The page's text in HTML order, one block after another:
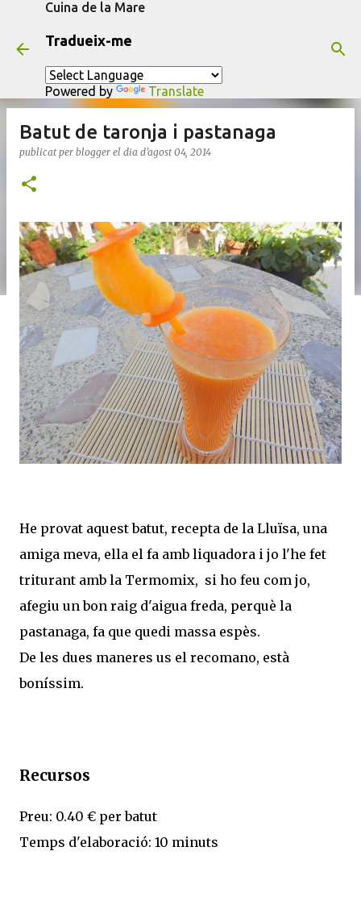
Cuina de la Mare
Tradueix-me
Powered by Translate
Batut de taronja i pastanaga
publicat per blogger el dia d’agost 04, 2014
He provat aquest batut, recepta de la Lluïsa, una
amiga meva, ella el fa amb liquadora i jo l'he fet
triturant amb la Termomix, si ho feu com jo,
afegiu un bon raig d'aigua freda, perquè la
pastanaga, fa que quedi massa espès.
De les dues maneres us el recomano, està
boníssim.
Recursos
Preu: 0.40 € per batut
Temps d'elaboració: 10 minuts